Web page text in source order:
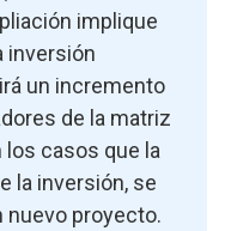
implique
inversión
un incremento
de la matriz
los casos que la
la inversión, se
nuevo proyecto.